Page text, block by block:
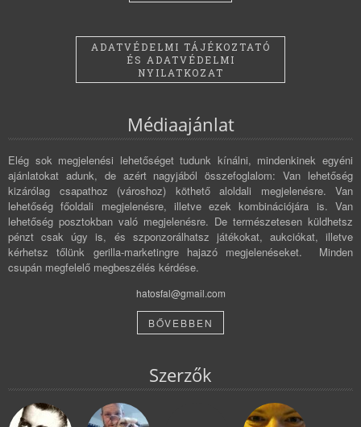
ADATVÉDELMI TÁJÉKOZTATÓ
ÉS ADATVÉDELMI
NYILATKOZAT
Médiaajánlat
Elég sok megjelenési lehetőséget tudunk kínálni, mindenkinek egyéni
ajánlatokat adunk, de azért nagyjából összefoglalom: Van lehetőség
kizárólag csapathoz (városhoz) köthető aloldali megjelenésre. Van
lehetőség főoldali megjelenésre, illetve ezek kombinációjára is. Van
lehetőség posztokban való megjelenésre. De természetesen küldhetsz
pénzt csak úgy is, és szponzorálhatsz játékokat, aukciókat, illetve
kérhetsz tőlünk gerilla-marketingre hajazó megjelenéseket. Minden
csupán megfelelő megbeszélés kérdése.
hatosfal@gmail.com
BŐVEBBEN
Szerzők